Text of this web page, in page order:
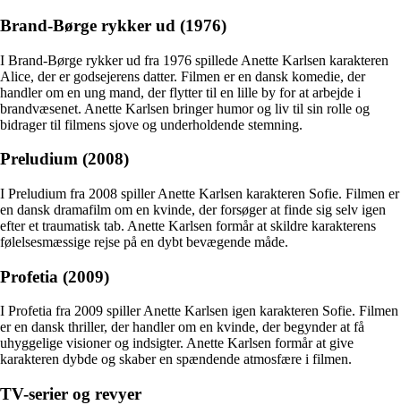
Brand-Børge rykker ud (1976)
I Brand-Børge rykker ud fra 1976 spillede Anette Karlsen karakteren
Alice, der er godsejerens datter. Filmen er en dansk komedie, der
handler om en ung mand, der flytter til en lille by for at arbejde i
brandvæsenet. Anette Karlsen bringer humor og liv til sin rolle og
bidrager til filmens sjove og underholdende stemning.
Preludium (2008)
I Preludium fra 2008 spiller Anette Karlsen karakteren Sofie. Filmen er
en dansk dramafilm om en kvinde, der forsøger at finde sig selv igen
efter et traumatisk tab. Anette Karlsen formår at skildre karakterens
følelsesmæssige rejse på en dybt bevægende måde.
Profetia (2009)
I Profetia fra 2009 spiller Anette Karlsen igen karakteren Sofie. Filmen
er en dansk thriller, der handler om en kvinde, der begynder at få
uhyggelige visioner og indsigter. Anette Karlsen formår at give
karakteren dybde og skaber en spændende atmosfære i filmen.
TV-serier og revyer